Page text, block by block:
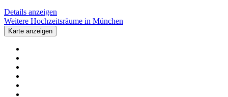
Details anzeigen
Weitere Hochzeitsräume in München
Karte anzeigen